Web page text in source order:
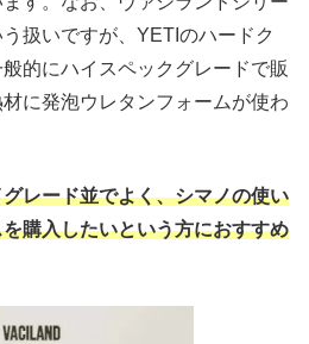
扱いですが、YETIのハードク
的にハイスペックグレードで販
に発泡ウレタンフォームが使わ
レード並でよく、シマノの使い
購入したいという方におすすめ